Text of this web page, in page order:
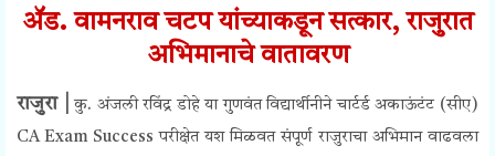
ॲड. वामनराव चटप यांच्याकडून सत्कार, राजुरात
अभिमानाचे वातावरण
राजुरा |
कु. अंजली रविंद्र डोहे या गुणवंत विद्यार्थीनीने चार्टर्ड अकाऊंटंट (सीए)
CA Exam Success परीक्षेत यश मिळवत संपूर्ण राजुराचा अभिमान वाढवला